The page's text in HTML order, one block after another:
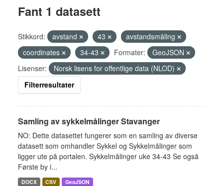
Fant 1 datasett
Stikkord: avstand 43
avstandsmåling
coordinates
34-43 Formater:
GeoJSON
Lisenser:
Norsk lisens for offentlige data (NLOD)
Filterresultater
Samling av sykkelmålinger Stavanger
NO: Dette datasettet fungerer som en samling av diverse
datasett som omhandler Sykkel og Sykkelmålinger som
ligger ute på portalen. Sykkelmålinger uke 34-43 Se også
Første by i...
DOCX CSV GeoJSON